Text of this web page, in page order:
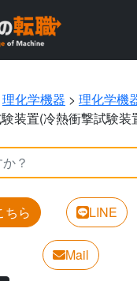
理化学機器 > 理化学
装置(冷熱衝撃試験装
ちら LINE
Mail